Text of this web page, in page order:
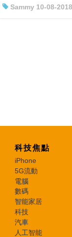
Sammy 10-08-
科技焦點
iPhone
5G流動
電腦
數碼
智能家居
科技
汽車
人工智能